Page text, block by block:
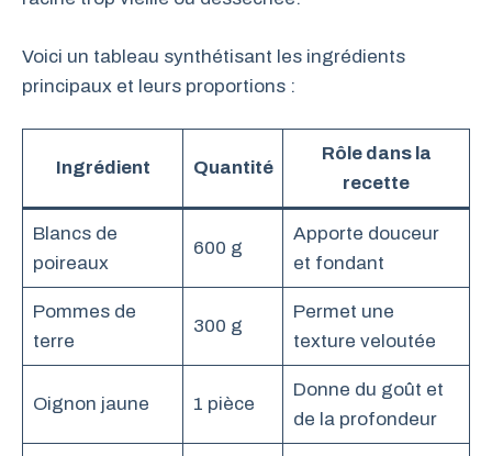
Voici un tableau synthétisant les ingrédients
principaux et leurs proportions :
Ingrédient Quantité
Rôle dans la
recette
Blancs de
poireaux
600 g
Apporte douceur
et fondant
Pommes de
terre
300 g
Permet une
texture veloutée
Oignon jaune 1 pièce
Donne du goût et
de la profondeur